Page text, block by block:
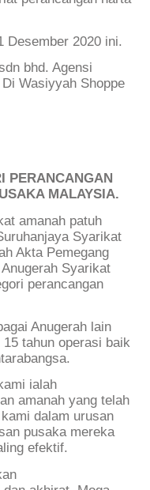
Desember 2020 ini.
bhd. Agensi
Wasiyyah Shoppe
PERANCANGAN
MALAYSIA.
amanah patuh
Syarikat
Akta Pemegang
Syarikat
perancangan
Anugerah lain
tahun operasi baik
ialah
amanah yang telah
dalam urusan
pusaka mereka
efektif.